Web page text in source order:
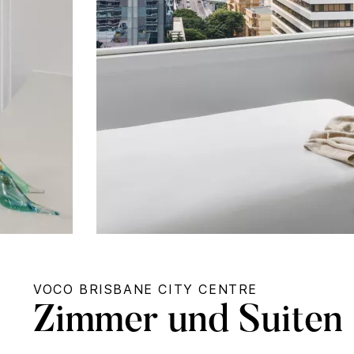
VOCO BRISBANE CITY CENTRE
Zimmer und Suiten